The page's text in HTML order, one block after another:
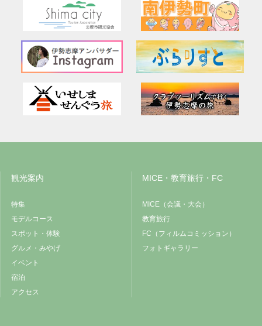
観光案内
特集
モデルコース
スポット・体験
グルメ・みやげ
イベント
宿泊
アクセス
MICE・教育旅行・FC
MICE（会議・大会）
教育旅行
FC（フィルムコミッション）
フォトギャラリー